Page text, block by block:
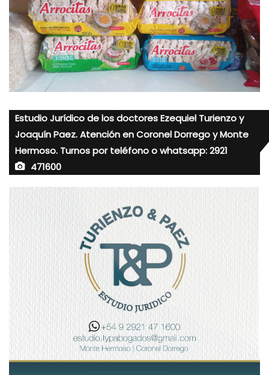
Estudio Jurídico de los doctores Ezequiel Turienzo y
Joaquín Paez. Atención en Coronel Dorrego y Monte
Hermoso. Turnos por teléfono o whatsapp: 2921
471600